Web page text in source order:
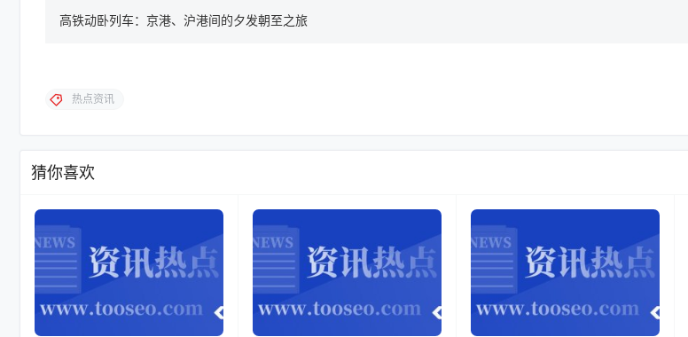
高铁动卧列车：京港、沪港间的夕发朝至之旅
热点资讯
猜你喜欢